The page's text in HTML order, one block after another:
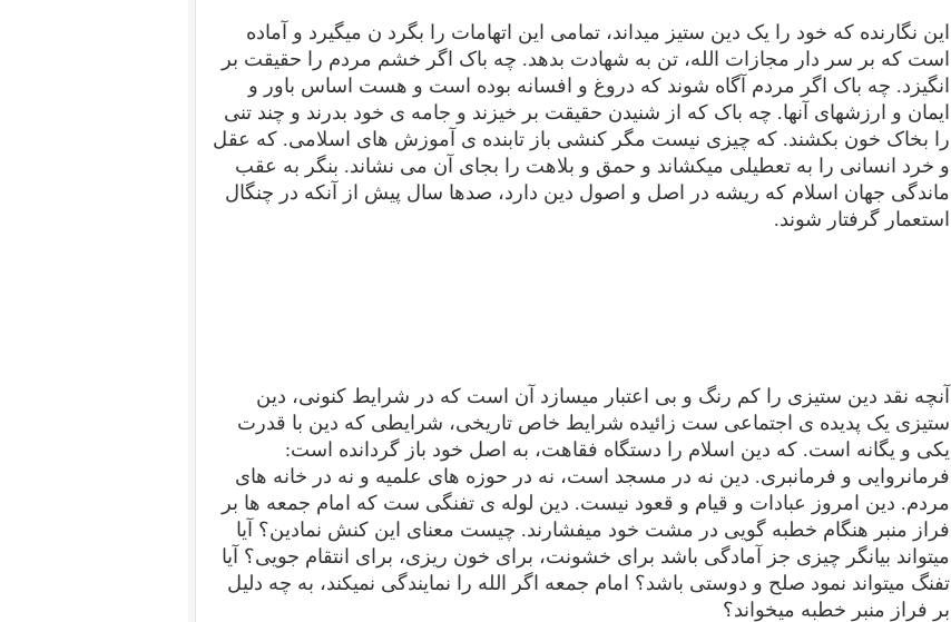
این نگارنده که خود را یک دین ستیز میداند، تمامی این اتهامات را بگرد ن میگیرد و آماده
است که بر سر دار مجازات الله، تن به شهادت بدهد. چه باک اگر خشم مردم را حقیقت بر
انگیزد. چه باک اگر مردم آگاه شوند که دروغ و افسانه بوده است و هست اساس باور و
ایمان و ارزشهای آنها. چه باک که از شنیدن حقیقت بر خیزند و جامه ی خود بدرند و چند تنی
را بخاک خون بکشند. که چیزی نیست مگر کنشی باز تابنده ی آموزش های اسلامی. که عقل
و خرد انسانی را به تعطیلی میکشاند و حمق و بلاهت را بجای آن می نشاند. بنگر به عقب
ماندگی جهان اسلام که ریشه در اصل و اصول دین دارد، صدها سال پیش از آنکه در چنگال
استعمار گرفتار شوند.
آنچه نقد دین ستیزی را کم رنگ و بی اعتبار میسازد آن است که در شرایط کنونی، دین
ستیزی یک پدیده ی اجتماعی ست زائیده شرایط خاص تاریخی، شرایطی که دین با قدرت
یکی و یگانه است. که دین اسلام را دستگاه فقاهت، به اصل خود باز گردانده است:
فرمانروایی و فرمانبری. دین نه در مسجد است، نه در حوزه های علمیه و نه در خانه های
مردم. دین امروز عبادات و قیام و قعود نیست. دین لوله ی تفنگی ست که امام جمعه ها بر
فراز منبر هنگام خطبه گویی در مشت خود میفشارند. چیست معنای این کنش نمادین؟ آیا
میتواند بیانگر چیزی جز آمادگی باشد برای خشونت، برای خون ریزی، برای انتقام جویی؟ آیا
تفنگ میتواند نمود صلح و دوستی باشد؟ امام جمعه اگر الله را نمایندگی نمیکند، به چه دلیل
بر فراز منبر خطبه میخواند؟